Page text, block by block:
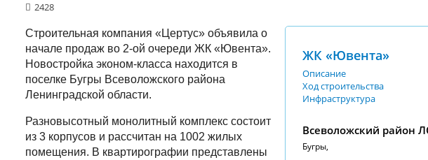
2428
ЖК «Ювента»
Описание
Ход строительства
Инфраструктура
Всеволожский район
Бугры,
Строительная компания «Цертус» объявила о
начале продаж во 2-ой очереди ЖК «Ювента».
Новостройка эконом-класса находится в
поселке Бугры Всеволожского района
Ленинградской области.
Разновысотный монолитный комплекс состоит
из 3 корпусов и рассчитан на 1002 жилых
помещения. В квартирографии представлены